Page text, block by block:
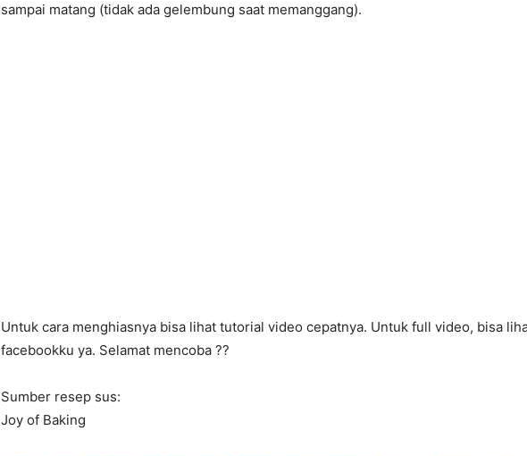
sampai matang (tidak ada gelembung saat memanggang).
Untuk cara menghiasnya bisa lihat tutorial video cepatnya. Untuk full video, bisa
facebookku ya. Selamat mencoba ??
Sumber resep sus:
Joy of Baking